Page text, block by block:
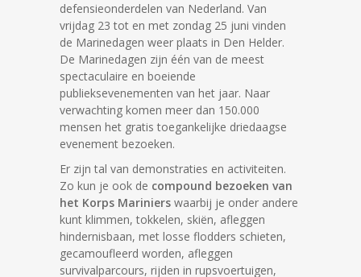
defensieonderdelen van Nederland. Van
vrijdag 23 tot en met zondag 25 juni vinden
de Marinedagen weer plaats in Den Helder.
De Marinedagen zijn één van de meest
spectaculaire en boeiende
publieksevenementen van het jaar. Naar
verwachting komen meer dan 150.000
mensen het gratis toegankelijke driedaagse
evenement bezoeken.
Er zijn tal van demonstraties en activiteiten.
Zo kun je ook de compound bezoeken van
het Korps Mariniers waarbij je onder andere
kunt klimmen, tokkelen, skiën, afleggen
hindernisbaan, met losse flodders schieten,
gecamoufleerd worden, afleggen
survivalparcours, rijden in rupsvoertuigen,